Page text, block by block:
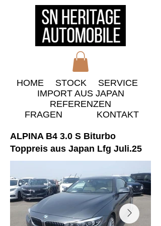
HOME STOCK
​SERVICE
IMPORT AUS JAPAN
​REFERENZEN
​FRAGEN
KONTAKT
ALPINA B4 3.0 S Biturbo
Toppreis aus Japan Lfg Juli.25